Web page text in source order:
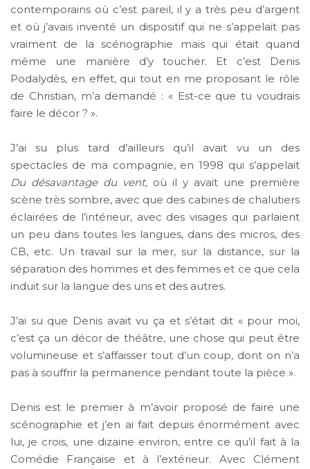
contemporains où c’est pareil, il y a très peu d’argent
et où j’avais inventé un dispositif qui ne s’appelait pas
vraiment de la scénographie mais qui était quand
même une manière d’y toucher. Et c’est Denis
Podalydès, en effet, qui tout en me proposant le rôle
de Christian, m’a demandé : « Est-ce que tu voudrais
faire le décor ? ».
J’ai su plus tard d’ailleurs qu’il avait vu un des
spectacles de ma compagnie, en 1998 qui s’appelait
Du désavantage du vent, où il y avait une première
scène très sombre, avec que des cabines de chalutiers
éclairées de l’intérieur, avec des visages qui parlaient
un peu dans toutes les langues, dans des micros, des
CB, etc. Un travail sur la mer, sur la distance, sur la
séparation des hommes et des femmes et ce que cela
induit sur la langue des uns et des autres.
J’ai su que Denis avait vu ça et s’était dit « pour moi,
c’est ça un décor de théâtre, une chose qui peut être
volumineuse et s’affaisser tout d’un coup, dont on n’a
pas à souffrir la permanence pendant toute la pièce ».
Denis est le premier à m’avoir proposé de faire une
scénographie et j’en ai fait depuis énormément avec
lui, je crois, une dizaine environ, entre ce qu’il fait à la
Comédie Française et à l’extérieur. Avec Clément